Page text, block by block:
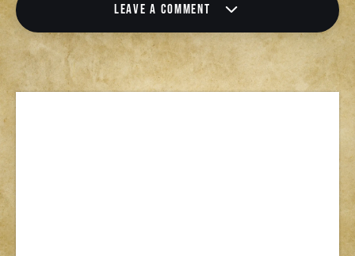
LEAVE A COMMENT